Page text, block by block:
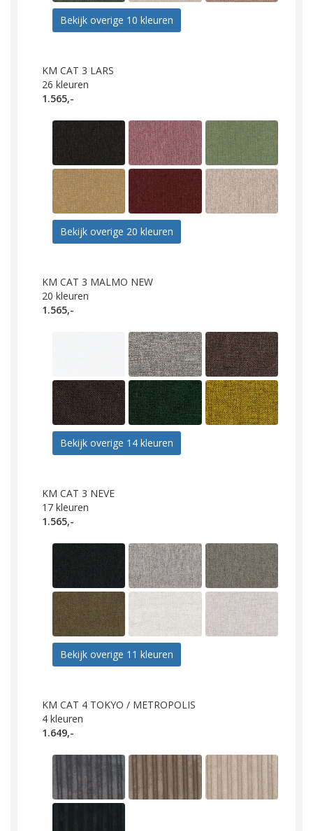
Bekijk overige 10 kleuren
KM CAT 3 LARS
26 kleuren
1.565,-
Bekijk overige 20 kleuren
KM CAT 3 MALMO NEW
20 kleuren
1.565,-
Bekijk overige 14 kleuren
KM CAT 3 NEVE
17 kleuren
1.565,-
Bekijk overige 11 kleuren
KM CAT 4 TOKYO / METROPOLIS
4 kleuren
1.649,-